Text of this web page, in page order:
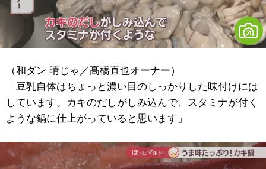
（和ダン 晴じゃ／髙橋直也オーナー）
「豆乳自体はちょっと濃い目のしっかりした味付けには
しています。カキのだしがしみ込んで、スタミナが付く
ような鍋に仕上がっていると思います」